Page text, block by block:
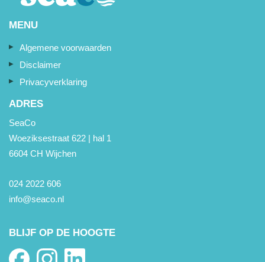
MENU
Algemene voorwaarden
Disclaimer
Privacyverklaring
ADRES
SeaCo
Woeziksestraat 622 | hal 1
6604 CH Wijchen
024 2022 606
info@seaco.nl
BLIJF OP DE HOOGTE